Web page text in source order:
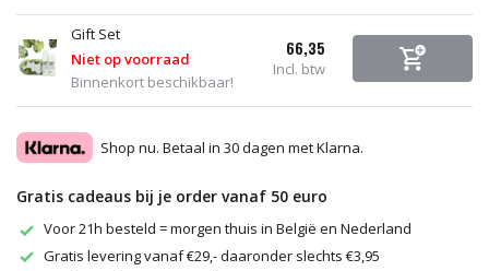
Gift Set
Niet op voorraad
Binnenkort beschikbaar!
66,35
Incl. btw
Shop nu. Betaal in 30 dagen met Klarna.
Gratis cadeaus bij je order vanaf 50 euro
Voor 21h besteld = morgen thuis in België en Nederland
Gratis levering vanaf €29,- daaronder slechts €3,95